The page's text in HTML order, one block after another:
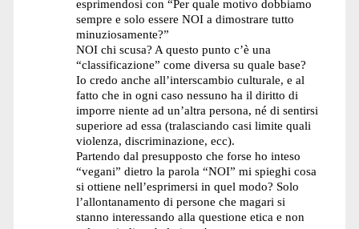
esprimendosi con “Per quale motivo dobbiamo
sempre e solo essere NOI a dimostrare tutto
minuziosamente?”
NOI chi scusa? A questo punto c’è una
“classificazione” come diversa su quale base?
Io credo anche all’interscambio culturale, e al
fatto che in ogni caso nessuno ha il diritto di
imporre niente ad un’altra persona, né di sentirsi
superiore ad essa (tralasciando casi limite quali
violenza, discriminazione, ecc).
Partendo dal presupposto che forse ho inteso
“vegani” dietro la parola “NOI” mi spieghi cosa
si ottiene nell’esprimersi in quel modo? Solo
l’allontanamento di persone che magari si
stanno interessando alla questione etica e non